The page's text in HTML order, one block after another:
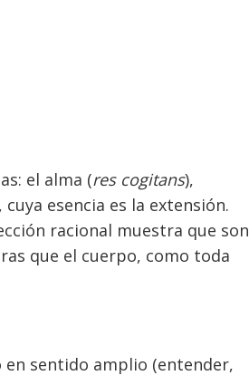
el alma (res cogitans),
esencia es la extensión.
racional muestra que son
que el cuerpo, como toda
en sentido amplio (entender,